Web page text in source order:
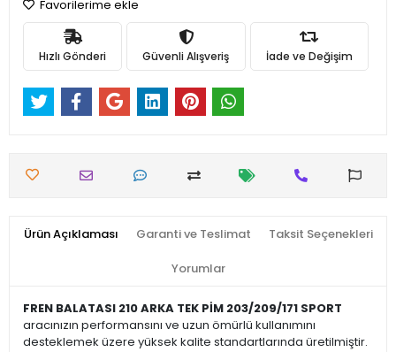
Favorilerime ekle
Hızlı Gönderi Güvenli Alışveriş İade ve Değişim
Ürün Açıklaması Garanti ve Teslimat Taksit Seçenekleri
Yorumlar
FREN BALATASI 210 ARKA TEK PİM 203/209/171 SPORT
aracınızın performansını ve uzun ömürlü kullanımını
desteklemek üzere yüksek kalite standartlarında üretilmiştir.